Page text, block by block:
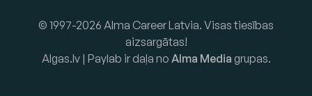
© 1997-2026 Alma Career Latvia. Visas tiesības
aizsargātas!
Algas.lv | Paylab ir daļa no Alma Media grupas.